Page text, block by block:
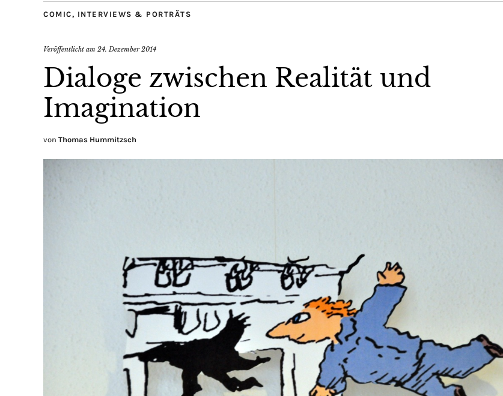
COMIC, INTERVIEWS & PORTRÄTS
Veröffentlicht am 24. Dezember 2014
Dialoge zwischen Realität und
Imagination
von Thomas Hummitzsch